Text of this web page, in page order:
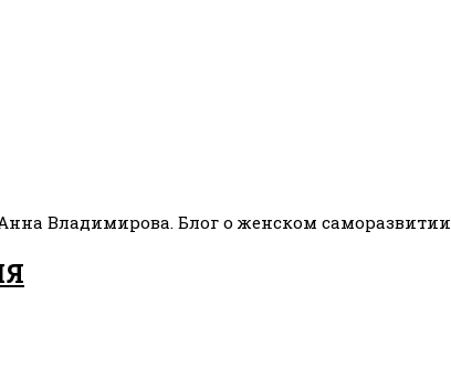
Владимирова. Блог о женском саморазвитии